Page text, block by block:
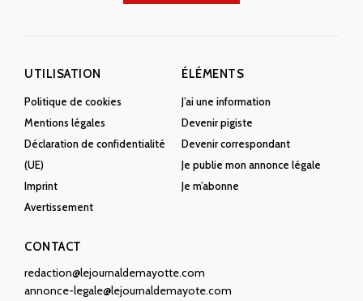
UTILISATION
Politique de cookies
Mentions légales
Déclaration de confidentialité
(UE)
Imprint
Avertissement
ÉLÉMENTS
J’ai une information
Devenir pigiste
Devenir correspondant
Je publie mon annonce légale
Je m’abonne
CONTACT
redaction@lejournaldemayotte.com
annonce-legale@lejournaldemayote.com